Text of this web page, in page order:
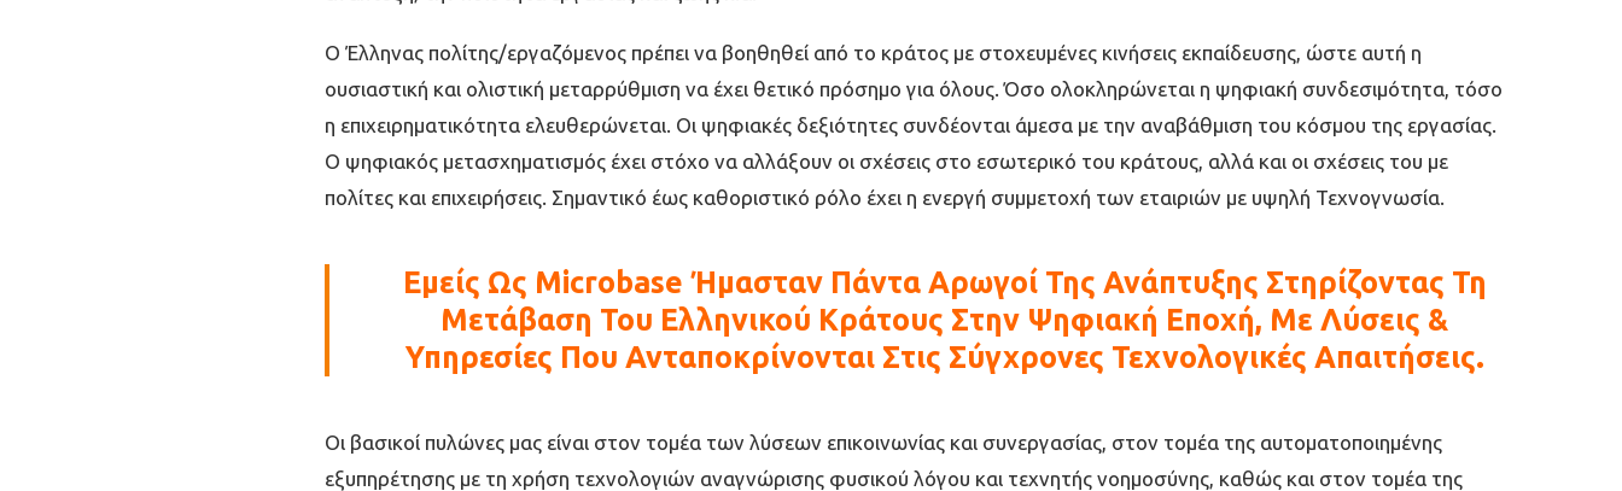
Ο Έλληνας πολίτης/εργαζόµενος πρέπει να βοηθηθεί από το κράτος µε στοχευµένες κινήσεις εκπαίδευσης, ώστε αυτή η
ουσιαστική και ολιστική µεταρρύθµιση να έχει θετικό πρόσηµο για όλους. Όσο ολοκληρώνεται η ψηφιακή συνδεσιµότητα, τόσο
η επιχειρηµατικότητα ελευθερώνεται. Οι ψηφιακές δεξιότητες συνδέονται άµεσα µε την αναβάθµιση του κόσµου της εργασίας.
Ο ψηφιακός µετασχηµατισµός έχει στόχο να αλλάξουν οι σχέσεις στο εσωτερικό του κράτους, αλλά και οι σχέσεις του µε
πολίτες και επιχειρήσεις. Σηµαντικό έως καθοριστικό ρόλο έχει η ενεργή συµµετοχή των εταιριών µε υψηλή Τεχνογνωσία.
Εµείς Ως Microbase Ήµασταν Πάντα Αρωγοί Της Ανάπτυξης Στηρίζοντας Τη
Μετάβαση Του Ελληνικού Κράτους Στην Ψηφιακή Εποχή, Με Λύσεις &
Υπηρεσίες Που Ανταποκρίνονται Στις Σύγχρονες Τεχνολογικές Απαιτήσεις.
Οι βασικοί πυλώνες µας είναι στον τοµέα των λύσεων επικοινωνίας και συνεργασίας, στον τοµέα της αυτοµατοποιηµένης
εξυπηρέτησης µε τη χρήση τεχνολογιών αναγνώρισης φυσικού λόγου και τεχνητής νοηµοσύνης, καθώς και στον τοµέα της